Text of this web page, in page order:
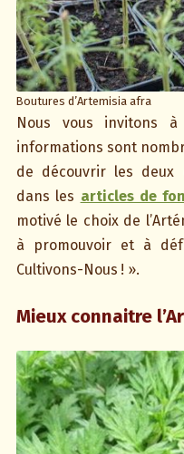
Boutures d’Artemisia afra
Nous vous invitons
informations sont
de découvrir les deux
dans les articles de
motivé le choix de
à promouvoir et à
Cultivons-Nous ! ».
Mieux connaitre